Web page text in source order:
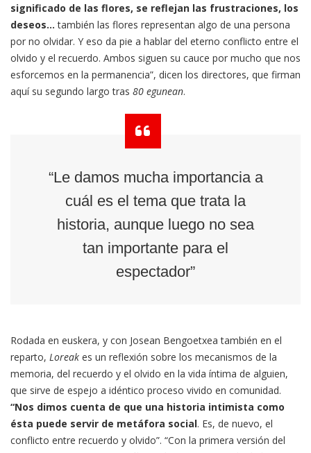
significado de las flores, se reflejan las frustraciones, los
deseos… también las flores representan algo de una persona
por no olvidar. Y eso da pie a hablar del eterno conflicto entre el
olvido y el recuerdo. Ambos siguen su cauce por mucho que nos
esforcemos en la permanencia”, dicen los directores, que firman
aquí su segundo largo tras 80 egunean.
“Le damos mucha importancia a
cuál es el tema que trata la
historia, aunque luego no sea
tan importante para el
espectador”
Rodada en euskera, y con Josean Bengoetxea también en el
reparto, Loreak es un reflexión sobre los mecanismos de la
memoria, del recuerdo y el olvido en la vida íntima de alguien,
que sirve de espejo a idéntico proceso vivido en comunidad.
“Nos dimos cuenta de que una historia intimista como
ésta puede servir de metáfora social. Es, de nuevo, el
conflicto entre recuerdo y olvido”. “Con la primera versión del